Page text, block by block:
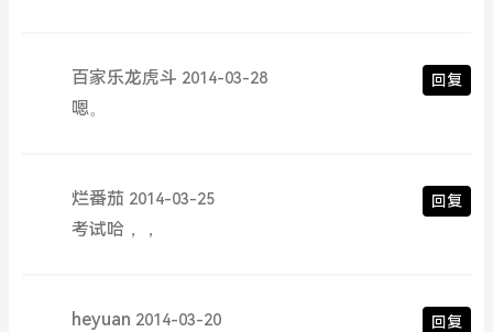
百家乐龙虎斗 2014-03-28 回复
嗯。
烂番茄 2014-03-25 回复
考试哈，，
heyuan 2014-03-20 回复